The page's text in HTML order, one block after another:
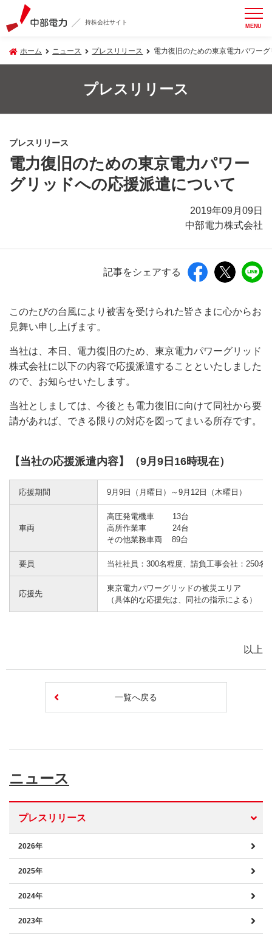
持株会社サイト MENU
ホーム ニュース プレスリリース 電力復旧のための東京電力パワー
プレスリリース
プレスリリース
電力復旧のための東京電力パワー
グリッドへの応援派遣について
2019年09月09日
中部電力株式会社
記事をシェアする
このたびの台風により被害を受けられた皆さまに心からお
見舞い申し上げます。
当社は、本日、電力復旧のため、東京電力パワーグリッド
株式会社に以下の内容で応援派遣することといたしました
ので、お知らせいたします。
当社としましては、今後とも電力復旧に向けて同社から要
請があれば、できる限りの対応を図ってまいる所存です。
【当社の応援派遣内容】（9月9日16時現在）
応援期間 9月9日（月曜日）～9月12日（木曜日）
車両
高圧発電機車 13台
高所作業車 24台
その他業務車両 89台
要員 当社社員：300名程度、請負工事会社：250名
応援先
東京電力パワーグリッドの被災エリア
（具体的な応援先は、同社の指示による）
以上
一覧へ戻る
ニュース
プレスリリース
2026年
2025年
2024年
2023年